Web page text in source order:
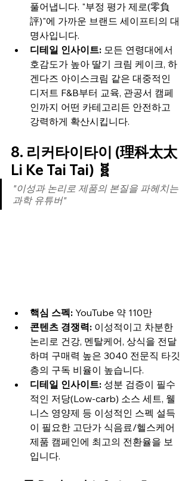
풀어냅니다. "부정 평가 제로(零負
評)"에 가까운 브랜드 세이프티의 대
명사입니다.
디테일 인사이트: 모든 연령대에서
호감도가 높아 딸기 크림 케이크, 하
겐다즈 아이스크림 같은 대중적인
디저트 F&B부터 교육, 관공서 캠페
인까지 어떤 카테고리든 안전하고
강력하게 확산시킵니다.
8. 리커타이타이 (理科太太
Li Ke Tai Tai) 🧬
"이성과 논리로 제품의 본질을 파헤치는
과학 유튜버"
핵심 스펙: YouTube 약 110만
콘텐츠 경쟁력: 이성적이고 차분한
논리로 건강, 멘탈케어, 상식을 전달
하며 구매력 높은 3040 전문직 타깃
층의 구독 비율이 높습니다.
디테일 인사이트: 성분 검증이 필수
적인 저당(Low-carb) 소스 세트, 웰
니스 영양제 등 이성적인 스펙 설득
이 필요한 고단가 식음료/헬스케어
제품 캠페인에 최고의 전환율을 보
입니다.